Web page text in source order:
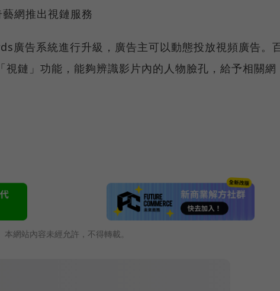
網推出視鏈服務
廣告系統進行升級，廣告主可以動態投放視頻廣告。
視鏈」功能，能夠辨識影片內的人物臉孔，給予相關網
本網站內容未經允許，不得轉載。